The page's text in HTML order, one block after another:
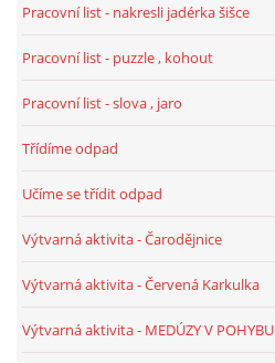
STÁTNÍ SVÁTKY
20.10. DEN STROMŮ
DUŠIČKY
Pracovní list - nakresli jadérka šišce
Pracovní list - puzzle , kohout
Pracovní list - slova , jaro
Třídíme odpad
Učíme se třídit odpad
Výtvarná aktivita - Čarodějnice
Výtvarná aktivita - Červená Karkulka
Výtvarná aktivita - MEDÚZY V POHYBU